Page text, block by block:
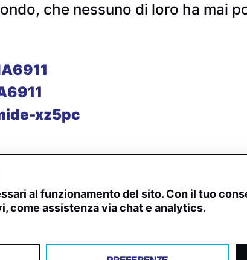
che nessuno di loro ha mai
xz5pc
streaming web e rilevamenti radio.
al funzionamento del sito. Con il tuo
come assistenza via chat e analytics.